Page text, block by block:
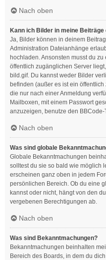
Nach oben
Kann ich Bilder in meine Beiträge
Ja, Bilder können in deinem
Administration Dateianhänge
hochladen. Ansonsten musst du
öffentlich zugänglichen Server
bild.gif. Du kannst weder Bilder
befinden (außer es ist ein
die nur nach einer Anmeldung
Mailboxen, mit einem Passwort
anzuzeigen, benutze den BBCode-
Nach oben
Was sind globale
Globale Bekanntmachungen
solltest du sie so bald wie möglich
erscheinen ganz oben in jedem
persönlichen Bereich. Ob du eine
kannst oder nicht, hängt von den
vergebenen Berechtigungen ab.
Nach oben
Was sind Bekanntmachungen?
Bekanntmachungen beinhalten
Bereich des Boards, in dem du